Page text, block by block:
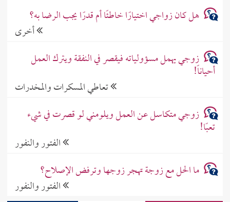
هل كان زواجي اختيارًا خاطئًا أم قدرًا يجب الرضا به؟
أخرى
زوجي يهمل مسؤولياته فيقصر في النفقة ويترك العمل
أحياناً!
تعاطي المسكرات والمخدرات
زوجي متكاسل عن العمل ويلومني لو قصرت في شيء
تعبًا!
الفتور والنفور
ما الحل مع زوجة تهجر زوجها وترفض الإصلاح؟
الفتور والنفور